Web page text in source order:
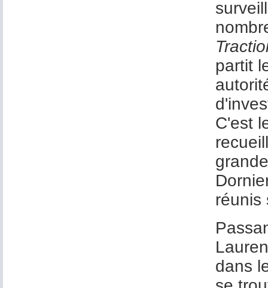
partit
C'est
réunis
dans